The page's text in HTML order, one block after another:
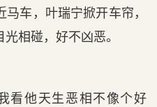
车，叶瑞宁掀开车帘，
相碰，好不凶恶。
看他天生恶相不像个好